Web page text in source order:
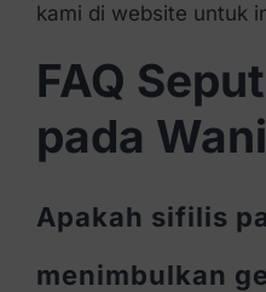
kami di website untuk
FAQ
pada
Apakah sifilis
menimbulkan